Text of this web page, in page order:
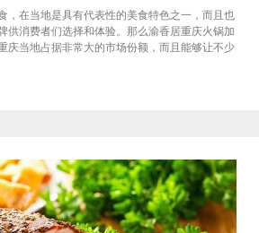
，在当地是具有代表性的美食特色之一，而且也
供消费者们选择和体验。那么渝香居重庆火锅加
庆当地占据非常大的市场份额，而且能够让不少
，渝香居重庆火锅加盟成为了大家心中非常合